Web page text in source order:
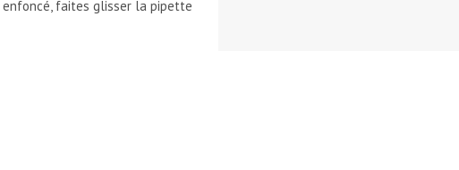
faites glisser la pipette